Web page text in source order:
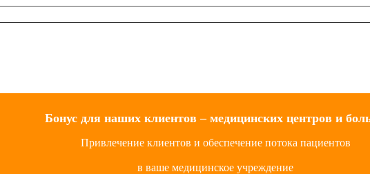
Бонус для наших клиентов – медицинских центров и
Привлечение клиентов и обеспечение потока пациентов
в ваше медицинское учреждение